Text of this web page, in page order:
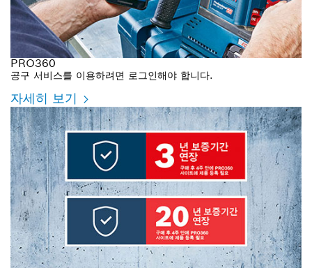
PRO360
공구 서비스를 이용하려면 로그인해야 합니다.
자세히 보기